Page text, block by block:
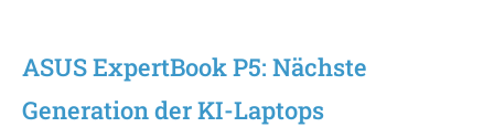
ASUS ExpertBook P5: Nächste
Generation der KI-Laptops